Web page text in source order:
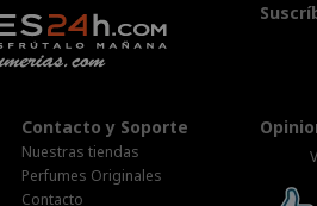
Contacto y Soporte
Nuestras tiendas
Perfumes Originales
Contacto